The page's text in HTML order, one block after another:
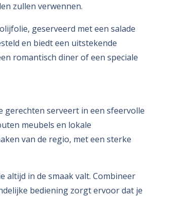
zullen verwennen.
geserveerd met een salade
en biedt een uitstekende
romantisch diner of een speciale
serveert in een sfeervolle
meubels en lokale
van de regio, met een sterke
altijd in de smaak valt. Combineer
bediening zorgt ervoor dat je